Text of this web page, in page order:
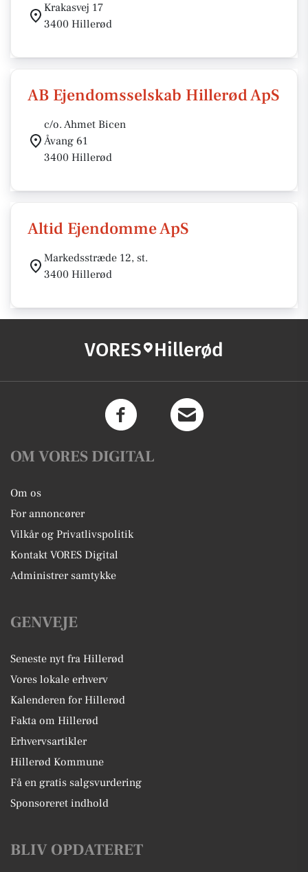
Krakasvej 17
3400 Hillerød
AB Ejendomsselskab Hillerød ApS
c/o. Ahmet Bicen
Åvang 61
3400 Hillerød
Altid Ejendomme ApS
Markedsstræde 12, st.
3400 Hillerød
VORES Hillerød
OM VORES DIGITAL
Om os
For annoncører
Vilkår og Privatlivspolitik
Kontakt VORES Digital
Administrer samtykke
GENVEJE
Seneste nyt fra Hillerød
Vores lokale erhverv
Kalenderen for Hillerød
Fakta om Hillerød
Erhvervsartikler
Hillerød Kommune
Få en gratis salgsvurdering
Sponsoreret indhold
BLIV OPDATERET